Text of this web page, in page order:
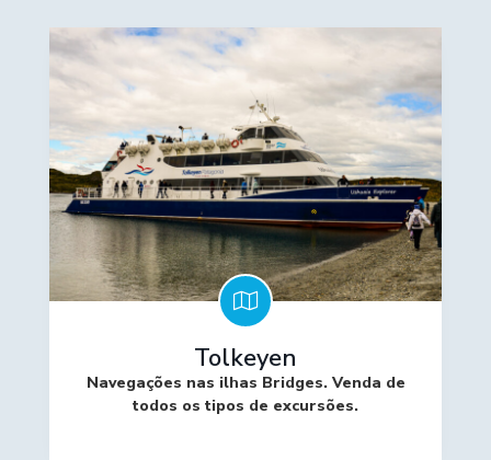
Tolkeyen
Navegações nas ilhas Bridges. Venda de
todos os tipos de excursões.